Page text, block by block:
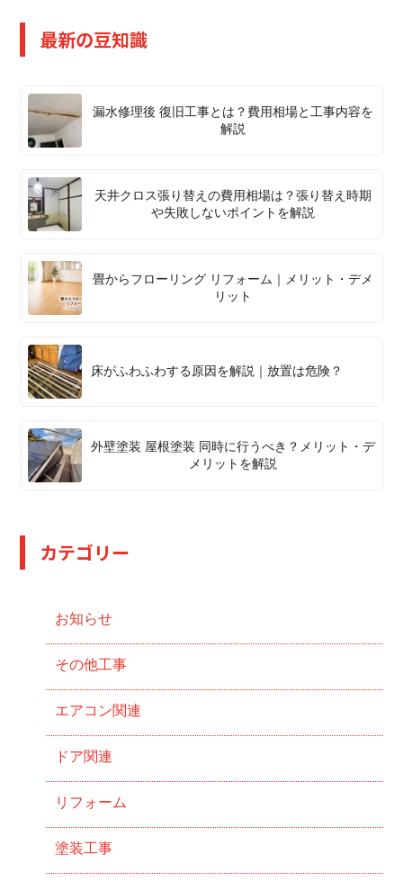
最新の豆知識
漏水修理後 復旧工事とは？費用相場と工事内容を
解説
天井クロス張り替えの費用相場は？張り替え時期
や失敗しないポイントを解説
畳からフローリング リフォーム｜メリット・デメ
リット
床がふわふわする原因を解説｜放置は危険？
外壁塗装 屋根塗装 同時に行うべき？メリット・デ
メリットを解説
カテゴリー
お知らせ
その他工事
エアコン関連
ドア関連
リフォーム
塗装工事